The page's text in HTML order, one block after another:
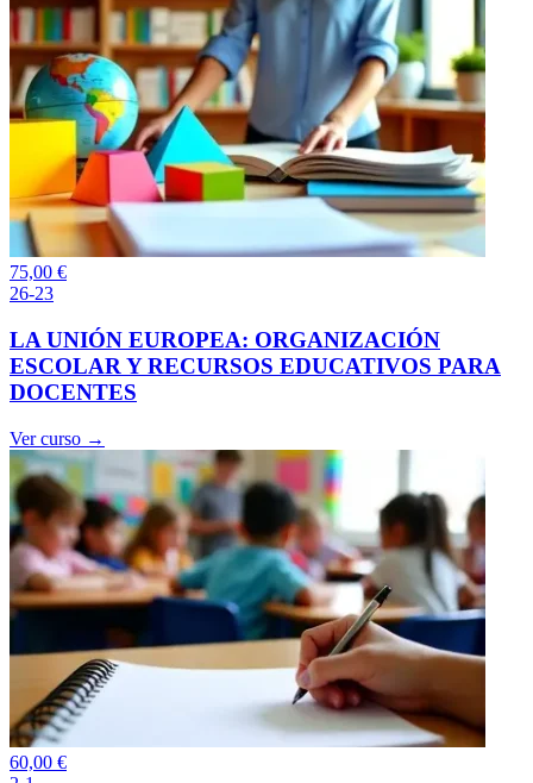
75,00 €
26-23
LA UNIÓN EUROPEA: ORGANIZACIÓN
ESCOLAR Y RECURSOS EDUCATIVOS PARA
DOCENTES
Ver curso →
60,00 €